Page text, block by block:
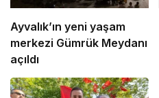
Ayvalık’ın yeni yaşam
merkezi Gümrük Meydanı
açıldı